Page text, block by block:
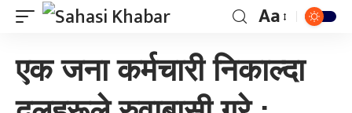
Aa
एक जना कर्मचारी निकाल्दा